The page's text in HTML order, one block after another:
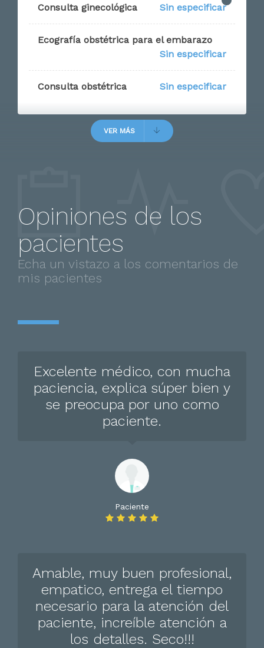
Consulta ginecológica Sin especificar
Ecografía obstétrica para el embarazo
Sin especificar
Consulta obstétrica Sin especificar
VER MÁS
Opiniones de los
pacientes
Echa un vistazo a los comentarios de
mis pacientes
Excelente médico, con mucha
paciencia, explica súper bien y
se preocupa por uno como
paciente.
Paciente
Amable, muy buen profesional,
empatico, entrega el tiempo
necesario para la atención del
paciente, increíble atención a
los detalles. Seco!!!